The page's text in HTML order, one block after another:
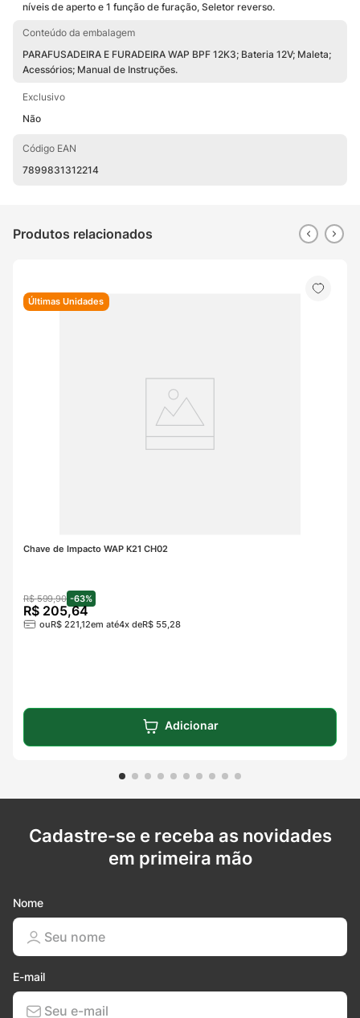
níveis de aperto e 1 função de furação, Seletor reverso.
Conteúdo da embalagem
PARAFUSADEIRA E FURADEIRA WAP BPF 12K3; Bateria 12V; Maleta;
Acessórios; Manual de Instruções.
Exclusivo
Não
Código EAN
7899831312214
Produtos relacionados
Últimas Unidades
Chave de Impacto WAP K21 CH02
R$ 599,90 -63%
R$ 205,64
ouR$ 221 12em até4x deR$ 55 28
Adicionar
Cadastre-se e receba as novidades
em primeira mão
Nome
E-mail